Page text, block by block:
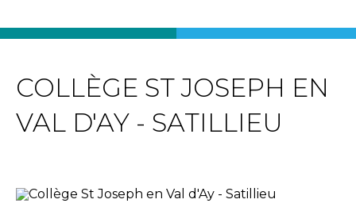
COLLÈGE ST JOSEPH EN
VAL D'AY - SATILLIEU